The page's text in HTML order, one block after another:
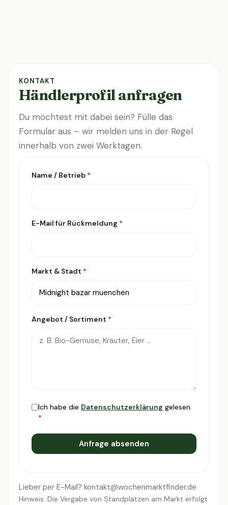
KONTAKT
Händlerprofil anfragen
Du möchtest mit dabei sein? Fülle das
Formular aus – wir melden uns in der Regel
innerhalb von zwei Werktagen.
Name / Betrieb *
E-Mail für Rückmeldung *
Markt & Stadt *
Angebot / Sortiment *
Ich habe die Datenschutzerklärung gelesen.
*
Anfrage absenden
Lieber per E-Mail? kontakt@wochenmarktfinder.de
Hinweis: Die Vergabe von Standplätzen am Markt erfolgt